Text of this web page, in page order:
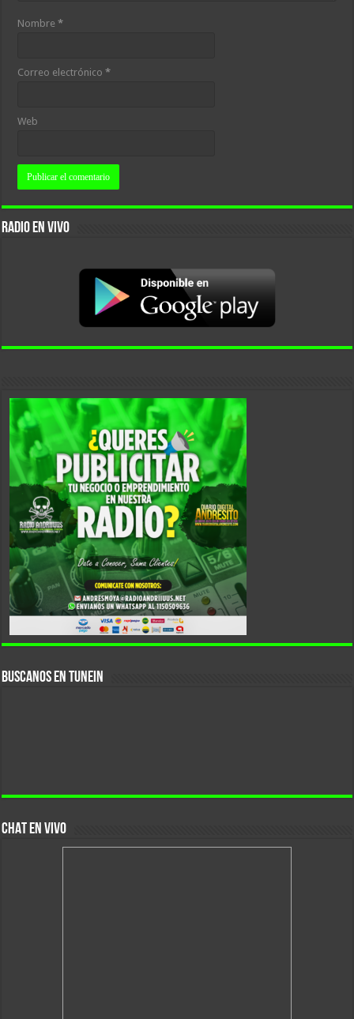
Nombre*
Correo electrónico*
Web
RADIO EN VIVO
Buscanos En Tunein
CHAT EN VIVO